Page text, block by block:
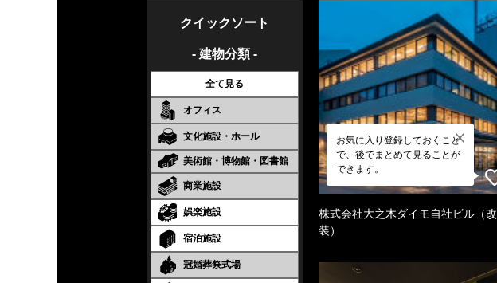
クイックソート
- 建物分類 -
全て見る
オフィス
文化施設・ホール
美術館・博物館・図書館
商業施設
娯楽施設
宿泊施設
冠婚葬祭式場
お気に入り登録しておくこと
で、後でまとめて見ることが
できます。
株式会社大之木ダイモ自社ビル（改
装）